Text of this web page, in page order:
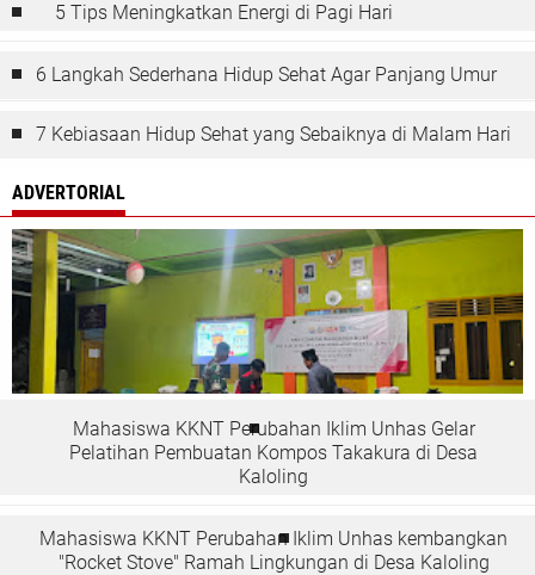
5 Tips Meningkatkan Energi di Pagi Hari
6 Langkah Sederhana Hidup Sehat Agar Panjang Umur
7 Kebiasaan Hidup Sehat yang Sebaiknya di Malam Hari
ADVERTORIAL
Mahasiswa KKNT Perubahan Iklim Unhas Gelar
Pelatihan Pembuatan Kompos Takakura di Desa
Kaloling
Mahasiswa KKNT Perubahan Iklim Unhas kembangkan
"Rocket Stove" Ramah Lingkungan di Desa Kaloling